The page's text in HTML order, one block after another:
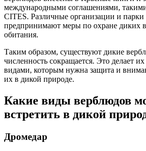
международными соглашениями,
CITES. Различные организации и
предпринимают меры по охране диких
обитания.
Таким образом, существуют дикие
численность сокращается. Это делает
видами, которым нужна защита и
их в дикой природе.
Какие виды верблюдов
встретить в дикой
Дромедар